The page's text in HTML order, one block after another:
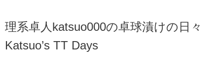
理系卓人katsuo000の卓球漬けの日々
Katsuo’s TT Days